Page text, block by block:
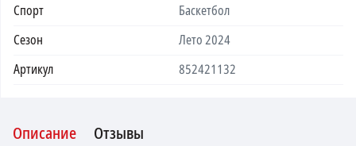
Спорт
Баскетбол
Сезон
Лето 2024
Артикул
852421132
Описание Отзывы